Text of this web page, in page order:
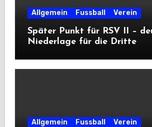
Allgemein Fussball Verein
Später Punkt für RSV II –
Niederlage für die Dritte
Allgemein Fussball Verein